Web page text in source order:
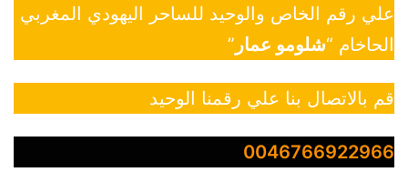
علي رقم الخاص والوحيد للساحر اليهودي المغربي
الحاخام “شلومو عمار ”
قم بالاتصال بنا علي رقمنا الوحيد
0046766922966